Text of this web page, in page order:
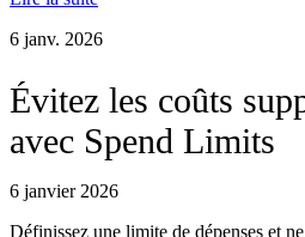
6 janv. 2026
Évitez les coûts
avec Spend Limits
6 janvier 2026
Définissez une limite de dépenses et